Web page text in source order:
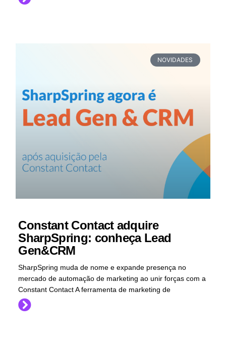
NOVIDADES
Constant Contact adquire
SharpSpring: conheça Lead
Gen&CRM
SharpSpring muda de nome e expande presença no
mercado de automação de marketing ao unir forças com a
Constant Contact A ferramenta de marketing de